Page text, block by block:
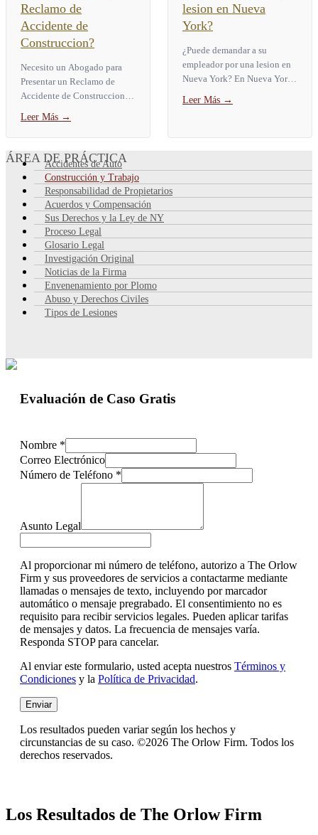
Reclamo de
Accidente de
Construccion?
Necesito un Abogado para
Presentar un Reclamo de
Accidente de Construccion?
exige un abogado para
presentar un reclamo de
accidente...
Leer Más →
lesion en Nueva
York?
¿Puede demandar a su
empleador por una lesion en
Nueva York? En Nueva York,
demandar a su empleador por
Leer Más →
ÁREA DE PRÁCTICA
Accidentes de Auto
Construcción y Trabajo
Responsabilidad de Propietarios
Acuerdos y Compensación
Sus Derechos y la Ley de NY
Proceso Legal
Glosario Legal
Investigación Original
Noticias de la Firma
Envenenamiento por Plomo
Abuso y Derechos Civiles
Tipos de Lesiones
Evaluación de Caso Gratis
Nombre *
Correo Electrónico
Número de Teléfono *
Asunto Legal
Al proporcionar mi número de teléfono, autorizo a The Orlow
Firm y sus proveedores de servicios a contactarme mediante
llamadas o mensajes de texto, incluyendo por marcador
automático o mensaje pregrabado. El consentimiento no es
requisito para recibir servicios legales. Pueden aplicar tarifas
de mensajes y datos. La frecuencia de mensajes varía.
Responda STOP para cancelar.
Al enviar este formulario, usted acepta nuestros Términos y
Condiciones y la Política de Privacidad.
Enviar
Los resultados pueden variar según los hechos y
circunstancias de su caso. ©2026 The Orlow Firm. Todos los
derechos reservados.
Los Resultados de The Orlow Firm